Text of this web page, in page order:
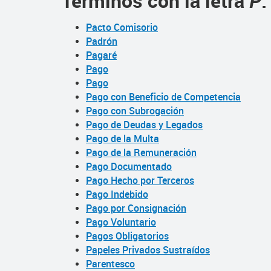
Pacto Comisorio
Padrón
Pagaré
Pago
Pago
Pago con Beneficio de Competencia
Pago con Subrogación
Pago de Deudas y Legados
Pago de la Multa
Pago de la Remuneración
Pago Documentado
Pago Hecho por Terceros
Pago Indebido
Pago por Consignación
Pago Voluntario
Pagos Obligatorios
Papeles Privados Sustraídos
Parentesco